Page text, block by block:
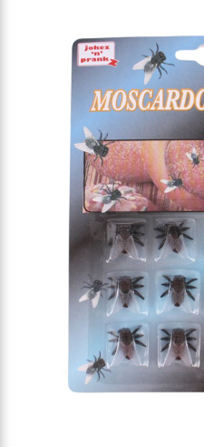
Contactos